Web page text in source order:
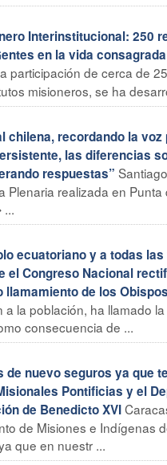
Interinstitucional: 250
en la vida
participación de cerca de
misioneros, se ha
chilena, recordando la
las diferencias
respuestas”
Plenaria realizada en
...
ecuatoriano y a todas
el Congreso Nacional
llamamiento de los Obispos
la población, ha llamado
consecuencia de ...
de nuevo seguros ya que
Pontificias y el
de Benedicto XVI
de Misiones e Indígenas
que en nuestr ...